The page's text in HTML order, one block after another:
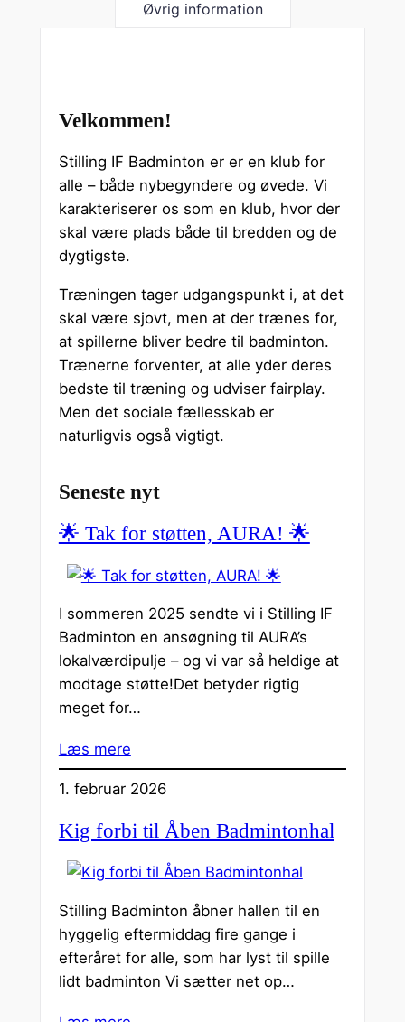
Øvrig information
Velkommen!
Stilling IF Badminton er er en klub for
alle – både nybegyndere og øvede. Vi
karakteriserer os som en klub, hvor der
skal være plads både til bredden og de
dygtigste.
Træningen tager udgangspunkt i, at det
skal være sjovt, men at der trænes for,
at spillerne bliver bedre til badminton.
Trænerne forventer, at alle yder deres
bedste til træning og udviser fairplay.
Men det sociale fællesskab er
naturligvis også vigtigt.
Seneste nyt
🌟 Tak for støtten, AURA! 🌟
I sommeren 2025 sendte vi i Stilling IF
Badminton en ansøgning til AURA’s
lokalværdipulje – og vi var så heldige at
modtage støtte!Det betyder rigtig
meget for…
Læs mere
1. februar 2026
Kig forbi til Åben Badmintonhal
Stilling Badminton åbner hallen til en
hyggelig eftermiddag fire gange i
efteråret for alle, som har lyst til spille
lidt badminton Vi sætter net op…